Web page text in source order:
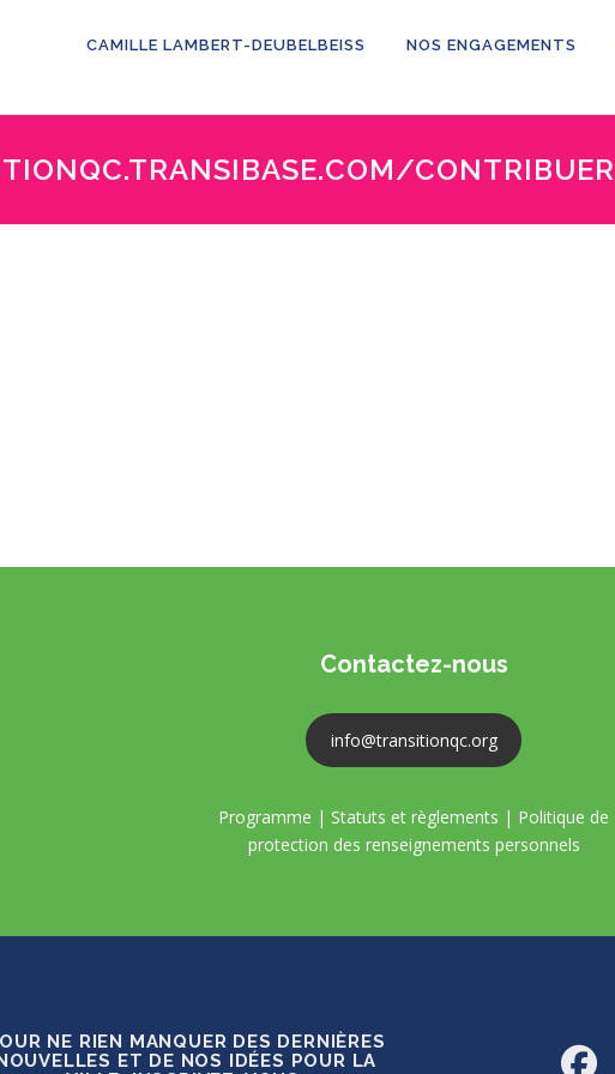
CAMILLE LAMBERT-DEUBELBEISS NOS ENGAGEMENTS
CONTRIBUER
Contactez-nous
info@transitionqc.org
Programme | Statuts et règlements | Politique de
protection des renseignements personnels
NE RIEN MANQUER DES DERNIÈRES
NOUVELLES ET DE NOS IDÉES POUR LA